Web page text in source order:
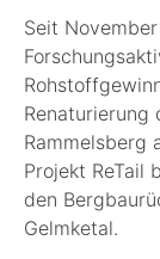
Seit
Renaturierung
Rammelsberg
Projekt ReTail
den
Gelmketal.